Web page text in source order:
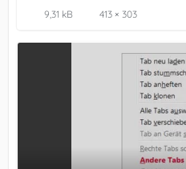
9,31 kB 413 × 303